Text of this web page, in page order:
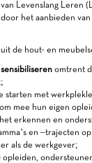
Levenslang
het aanbieden
de hout- en
sensibiliserenomtrent
starten met
mee hun eigen
erkennen en
en –trajecten
als de werkgever;